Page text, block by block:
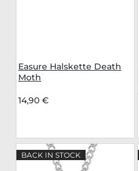
Easure Halskette Death
Moth
14,90 €
BACK IN STOCK